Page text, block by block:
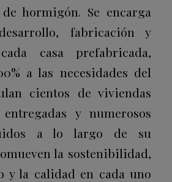
hormigón. Se encarga
fabricación y
casa prefabricada,
a las necesidades del
cientos de viviendas
y numerosos
a lo largo de su
la sostenibilidad,
y la calidad en cada uno